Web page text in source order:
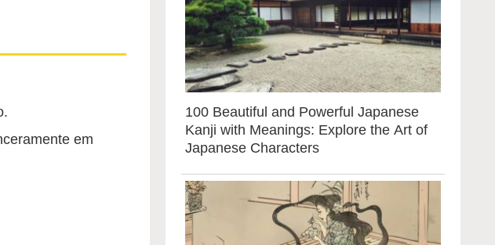
em
100 Beautiful and Powerful Japanese
Kanji with Meanings: Explore the Art of
Japanese Characters